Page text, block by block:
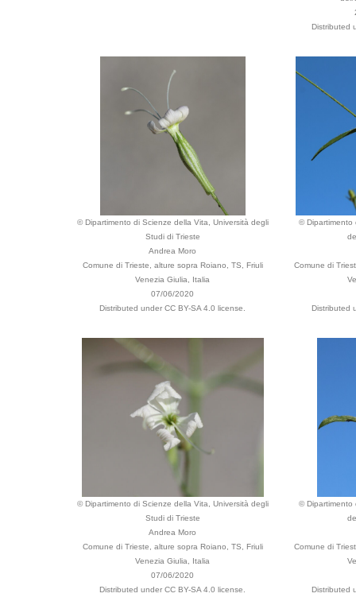
Distributed
© Dipartimento di Scienze della Vita, Università degli
Studi di Trieste
Andrea Moro
Comune di Trieste, alture sopra Roiano, TS, Friuli
Venezia Giulia, Italia
07/06/2020
Distributed under CC BY-SA 4.0 license.
© Dipartimento
Comune di
Distributed
© Dipartimento di Scienze della Vita, Università degli
Studi di Trieste
Andrea Moro
Comune di Trieste, alture sopra Roiano, TS, Friuli
Venezia Giulia, Italia
07/06/2020
Distributed under CC BY-SA 4.0 license.
© Dipartimento
Comune di
Distributed